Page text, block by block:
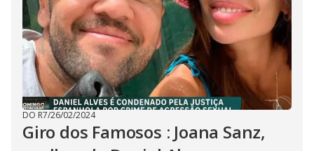
DO R7/26/02/2024
Giro dos Famosos : Joana Sanz,